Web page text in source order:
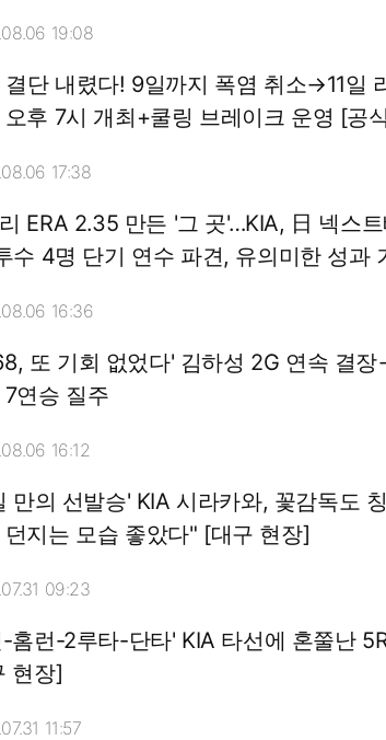
19:08
결단 내렸다! 9일까지 폭염 취소→11일
오후 7시 개최+쿨링 브레이크 운영 [공
17:38
ERA 2.35 만든 '그 곳'…KIA, 日 넥스
수 4명 단기 연수 파견, 유의미한 성과
16:36
또 기회 없었다' 김하성 2G 연속 결
7연승 질주
16:12
만의 선발승' KIA 시라카와, 꽃감독도
던지는 모습 좋았다" [대구 현장]
09:23
홈런-2루타-단타' KIA 타선에 혼쭐난
현장]
11:57